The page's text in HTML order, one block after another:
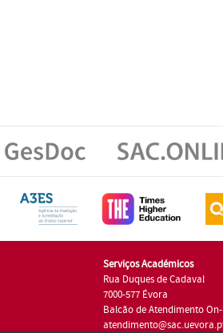
Serviços Académicos
Rua Duques de Cadaval
7000-577 Évora
Balcão de Atendimento